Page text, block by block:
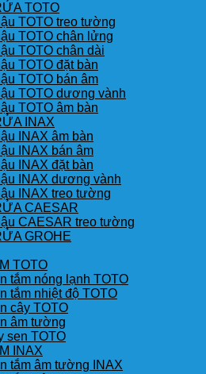
TOTO
TOTO treo tường
TOTO chân lửng
TOTO chân dài
TOTO đặt bàn
TOTO bán âm
TOTO dương vành
TOTO âm bàn
INAX
INAX âm bàn
INAX bán âm
INAX đặt bàn
INAX dương vành
INAX treo tường
CAESAR
CAESAR treo tường
GROHE
TOTO
tắm nóng lạnh TOTO
tắm nhiệt độ TOTO
cây TOTO
âm tường
sen TOTO
INAX
tắm âm tường INAX